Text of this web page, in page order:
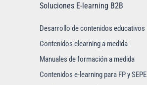
Soluciones E-learning B2B
Desarrollo de contenidos educativos
Contenidos elearning a medida
Manuales de formación a medida
Contenidos e-learning para FP y SEPE